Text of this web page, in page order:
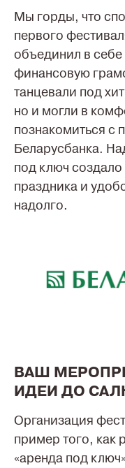
Мы горды, что
первого
объединил в себе
финансовую
танцевали под
но и могли в
познакомиться с
Беларусбанка.
под ключ
праздника и
надолго.
ВАШ
ИДЕИ ДО
Организация
пример того, как
«аренда под